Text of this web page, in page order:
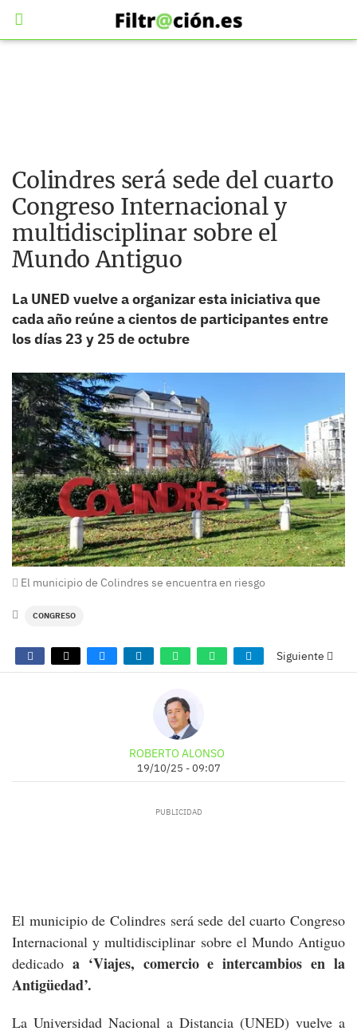
Colindres será sede del cuarto
Congreso Internacional y
multidisciplinar sobre el
Mundo Antiguo
La UNED vuelve a organizar esta iniciativa que
cada año reúne a cientos de participantes entre
los días 23 y 25 de octubre
El municipio de Colindres se encuentra en riesgo
CONGRESO
Siguiente
ROBERTO ALONSO
19/10/25 - 09:07
El municipio de Colindres será sede del cuarto Congreso
Internacional y multidisciplinar sobre el Mundo Antiguo
dedicado a ‘Viajes, comercio e intercambios en la
Antigüedad’.
La Universidad Nacional a Distancia (UNED) vuelve a